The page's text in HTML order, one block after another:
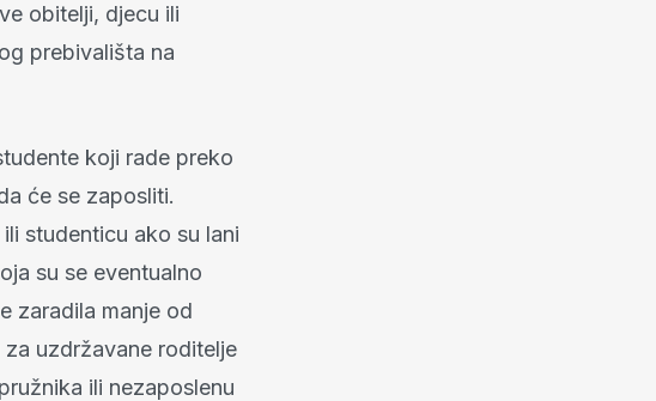
obitelji, djecu ili
prebivališta na
koji rade preko
će se zaposliti.
studenticu ako su lani
su se eventualno
zaradila manje od
uzdržavane roditelje
ili nezaposlenu